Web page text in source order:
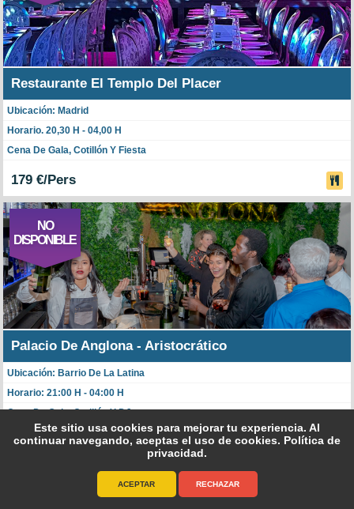
Este sitio usa cookies para mejorar tu experiencia. Al
continuar navegando, aceptas el uso de cookies. Política de
privacidad.
ACEPTAR RECHAZAR
whatsapp
Restaurante El Templo Del Placer
Ubicación: Madrid
Horario. 20,30 H - 04,00 H
Cena De Gala, Cotillón Y Fiesta
179 €/Pers
NO
DISPONIBLE
Palacio De Anglona - Aristocrático
Ubicación: Barrio De La Latina
Horario: 21:00 H - 04:00 H
Cena De Gala, Cotillón Y DJ
179 €/Pers